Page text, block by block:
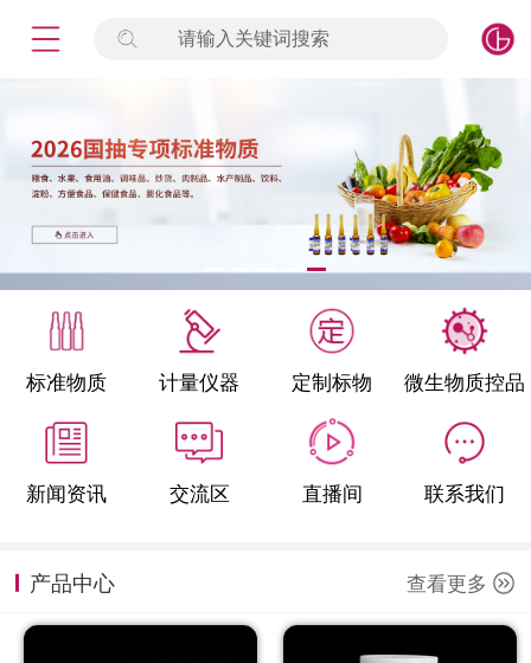
请输入关键词搜索
标准物质 计量仪器 定制标物 微生物质控品
新闻资讯 交流区 直播间 联系我们
产品中心 查看更多
标准物质
产品专项
微生物检测/质控品
定制标物
定制仪器
新闻资讯